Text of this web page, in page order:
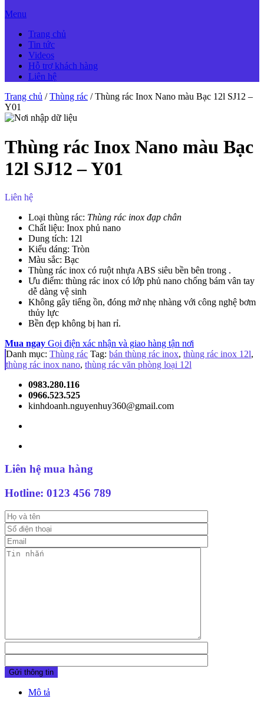
Menu
Trang chủ
Tin tức
Videos
Hỗ trợ khách hàng
Liên hệ
Trang chủ /Thùng rác / Thùng rác Inox Nano màu Bạc 12l SJ12 –
Y01
Thùng rác Inox Nano màu Bạc
12l SJ12 – Y01
Liên hệ
Loại thùng rác: Thùng rác inox đạp chân
Chất liệu: Inox phủ nano
Dung tích: 12l
Kiểu dáng: Tròn
Màu sắc: Bạc
Thùng rác inox có ruột nhựa ABS siêu bền bên trong .
Ưu điểm: thùng rác inox có lớp phủ nano chống bám vân tay
dễ dàng vệ sinh
Không gây tiếng ồn, đóng mở nhẹ nhàng với công nghệ bơm
thủy lực
Bền đẹp không bị han rỉ.
Mua ngay Gọi điện xác nhận và giao hàng tận nơi
Danh mục: Thùng rác Tag: bán thùng rác inox, thùng rác inox 12l,
thùng rác inox nano, thùng rác văn phòng loại 12l
0983.280.116
0966.523.525
kinhdoanh.nguyenhuy360@gmail.com
Liên hệ mua hàng
Hotline: 0123 456 789
Mô tả